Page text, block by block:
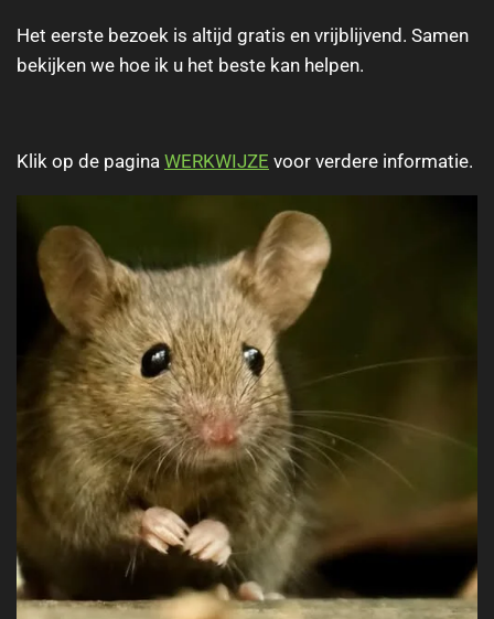
Het eerste bezoek is altijd gratis en vrijblijvend. Samen
bekijken we hoe ik u het beste kan helpen.
Klik op de pagina WERKWIJZE voor verdere informatie.